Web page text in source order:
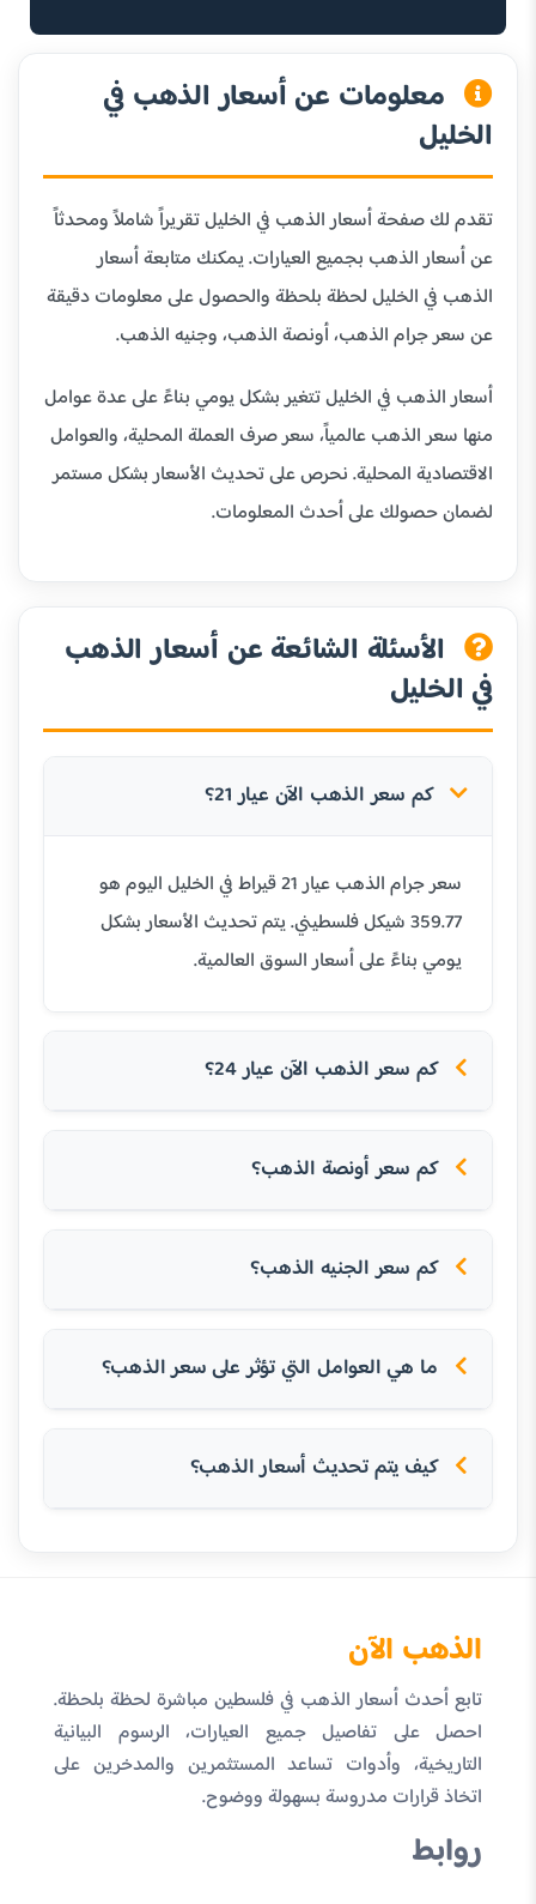
معلومات عن أسعار الذهب في
الخليل
تقدم لك صفحة أسعار الذهب في الخليل تقريراً شاملاً ومحدثاً
عن أسعار الذهب بجميع العيارات. يمكنك متابعة أسعار
الذهب في الخليل لحظة بلحظة والحصول على معلومات دقيقة
عن سعر جرام الذهب، أونصة الذهب، وجنيه الذهب.
أسعار الذهب في الخليل تتغير بشكل يومي بناءً على عدة عوامل
منها سعر الذهب عالمياً، سعر صرف العملة المحلية، والعوامل
الاقتصادية المحلية. نحرص على تحديث الأسعار بشكل مستمر
لضمان حصولك على أحدث المعلومات.
الأسئلة الشائعة عن أسعار الذهب
في الخليل
كم سعر الذهب الآن عيار 21؟
سعر جرام الذهب عيار 21 قيراط في الخليل اليوم هو
359.77 شيكل فلسطيني. يتم تحديث الأسعار بشكل
يومي بناءً على أسعار السوق العالمية.
كم سعر الذهب الآن عيار 24؟
كم سعر أونصة الذهب؟
كم سعر الجنيه الذهب؟
ما هي العوامل التي تؤثر على سعر الذهب؟
كيف يتم تحديث أسعار الذهب؟
الذهب الآن
تابع أحدث أسعار الذهب في فلسطين مباشرة لحظة بلحظة.
احصل على تفاصيل جميع العيارات، الرسوم البيانية
التاريخية، وأدوات تساعد المستثمرين والمدخرين على
اتخاذ قرارات مدروسة بسهولة ووضوح.
روابط